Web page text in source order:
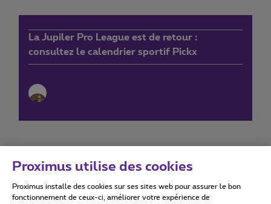
La Jupiler Pro League est de retour :
consultez le calendrier sportif Pickx
Conditions d'utilisation Accessibility statement
Proximus utilise des cookies
Proximus installe des cookies sur ses sites web pour assurer le bon
fonctionnement de ceux-ci, améliorer votre expérience de